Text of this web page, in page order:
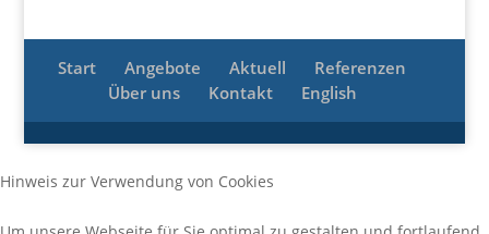
Start Angebote Aktuell
Referenzen
Über uns
Kontakt English
Hinweis zur Verwendung von Cookies